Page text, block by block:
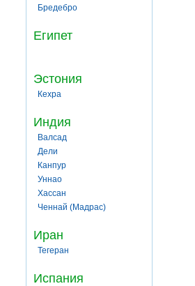
Бредебро
Египет
Эстония
Кехра
Индия
Валсад
Дели
Канпур
Уннао
Хассан
Ченнай (Мадрас)
Иран
Тегеран
Испания